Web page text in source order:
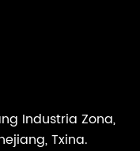
Industria Zona,
Txina.